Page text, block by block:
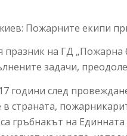
Пожарните екипи
на ГД „Пожарна
задачи,
години след
страната,
гръбнакът на